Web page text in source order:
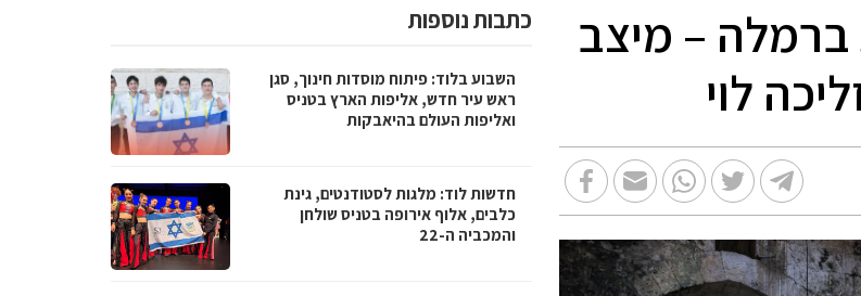
– מיצב
לוי
כתבות נוספות
השבוע בלוד: פיתוח מוסדות חינוך, סגן
ראש עיר חדש, אליפות הארץ בטניס
ואליפות העולם בהיאבקות
חדשות לוד: מלגות לסטודנטים, גינת
כלבים, אלוף אירופה בטניס שולחן
והמכביה ה-22